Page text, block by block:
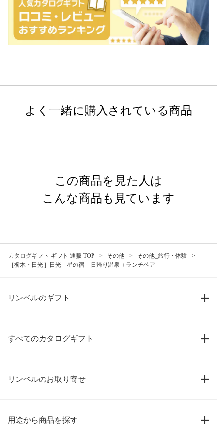
よく一緒に購入されている商品
この商品を見た人は
こんな商品も見ています
カタログギフト ギフト 通販 TOP その他
その他_旅行・体験
［栃木・日光］日光 星の宿 日帰り温泉＋ランチペア
リンベルのギフト
すべてのカタログギフト
リンベルのお取り寄せ
用途から商品を探す